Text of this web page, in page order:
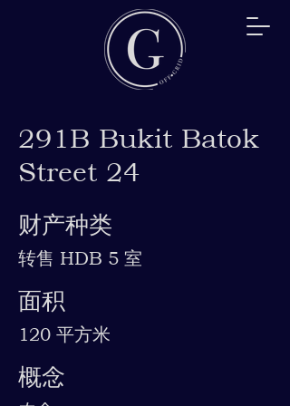
291B Bukit Batok
Street 24
财产种类
转售 HDB 5 室
面积
120 平方米
概念